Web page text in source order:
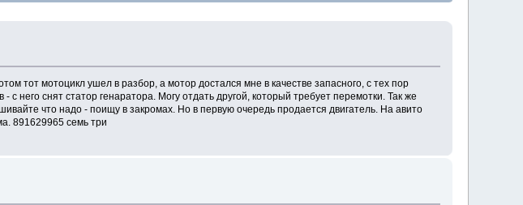
тот мотоцикл ушел в разбор, а мотор достался мне в качестве запасного, с тех пор
него снят статор генаратора. Могу отдать другой, который требует перемотки. Так же
что надо - поищу в закромах. Но в первую очередь продается двигатель. На авито
891629965 семь три